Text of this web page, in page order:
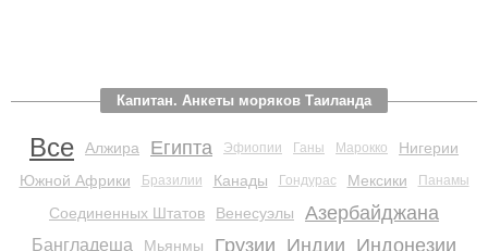
Капитан. Анкеты моряков Таиланда
Все Алжира Египта Эфиопии Ганы Марокко
Нигерии
Южной Африки
Бразилии Канады Гондурас Мексики Панамы
Соединенных Штатов Венесуэлы Азербайджана
Бангладеша Мьянмы Грузии Индии Индонезии